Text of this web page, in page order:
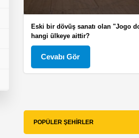
Eski bir dövüş sanatı olan "Jogo
hangi ülkeye aittir?
Cevabı Gör
POPÜLER ŞEHIRLER